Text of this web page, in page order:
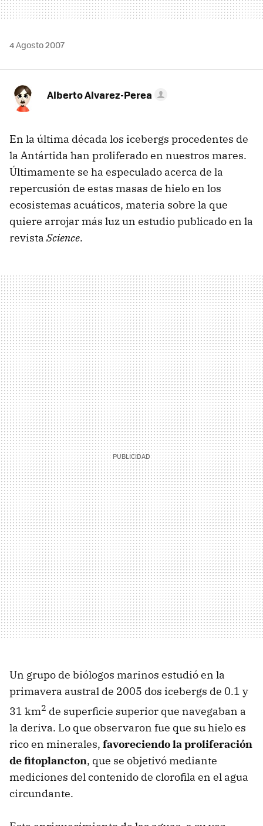
4 Agosto 2007
Alberto Alvarez-Perea
En la última década los icebergs procedentes de
la Antártida han proliferado en nuestros mares.
Últimamente se ha especulado acerca de la
repercusión de estas masas de hielo en los
ecosistemas acuáticos, materia sobre la que
quiere arrojar más luz un estudio publicado en la
revista Science.
Un grupo de biólogos marinos estudió en la
primavera austral de 2005 dos icebergs de 0.1 y
31 km2 de superficie superior que navegaban a
la deriva. Lo que observaron fue que su hielo es
rico en minerales, favoreciendo la proliferación
de fitoplancton, que se objetivó mediante
mediciones del contenido de clorofila en el agua
circundante.